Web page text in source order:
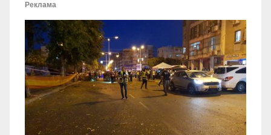
Реклама